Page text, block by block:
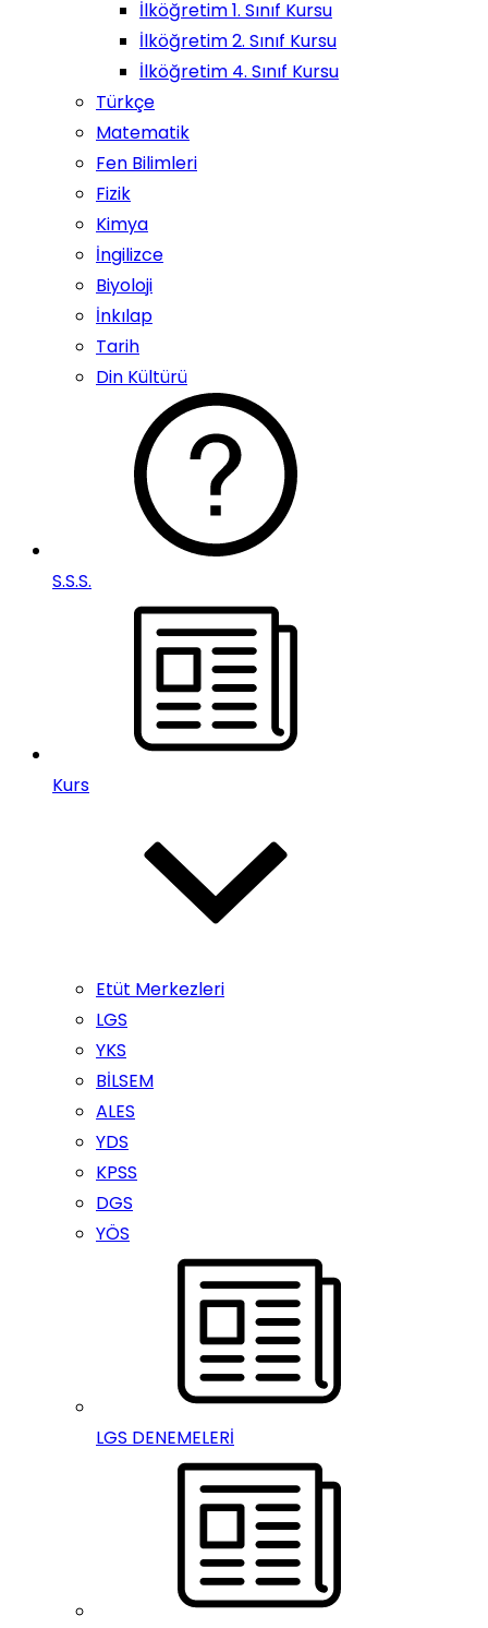
İlköğretim 1. Sınıf Kursu
İlköğretim 2. Sınıf Kursu
İlköğretim 4. Sınıf Kursu
Türkçe
Matematik
Fen Bilimleri
Fizik
Kimya
İngilizce
Biyoloji
İnkılap
Tarih
Din Kültürü
S.S.S.
Kurs
Etüt Merkezleri
LGS
YKS
BİLSEM
ALES
YDS
KPSS
DGS
YÖS
LGS DENEMELERİ